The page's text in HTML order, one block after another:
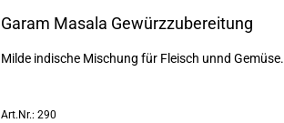
Garam Masala Gewürzzubereitung
Milde indische Mischung für Fleisch unnd Gemüse.
Art.Nr.: 290